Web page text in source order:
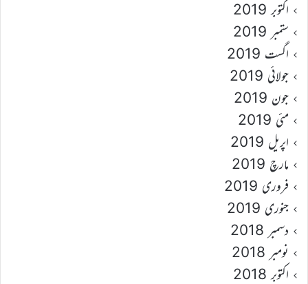
اکتوبر 2019
ستمبر 2019
اگست 2019
جولائی 2019
جون 2019
مئی 2019
اپریل 2019
مارچ 2019
فروری 2019
جنوری 2019
دسمبر 2018
نومبر 2018
اکتوبر 2018